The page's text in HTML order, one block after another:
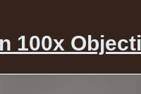
100x